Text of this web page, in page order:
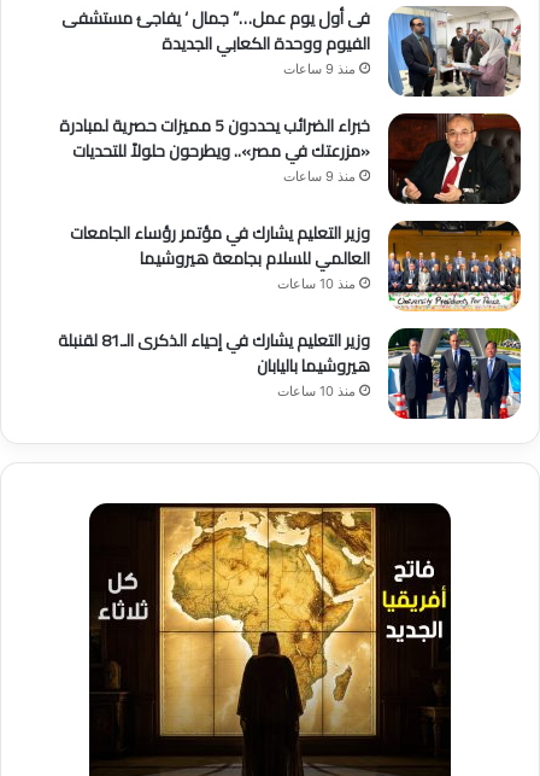
فى أول يوم عمل…” جمال ‘ يفاجئ مستشفى
الفيوم ووحدة الكعابي الجديدة
منذ 9 ساعات
خبراء الضرائب يحددون 5 مميزات حصرية لمبادرة
«مزرعتك في مصر».. ويطرحون حلولاً للتحديات
منذ 9 ساعات
وزير التعليم يشارك في مؤتمر رؤساء الجامعات
العالمي للسلام بجامعة هيروشيما
منذ 10 ساعات
وزير التعليم يشارك في إحياء الذكرى الـ81 لقنبلة
هيروشيما باليابان
منذ 10 ساعات